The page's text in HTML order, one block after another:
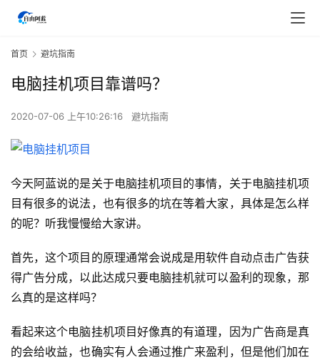
首页 避坑指南
电脑挂机项目靠谱吗？
2020-07-06 上午10:26:16 避坑指南
今天阿蓝说的是关于电脑挂机项目的事情，关于电脑挂机项
目有很多的说法，也有很多的坑在等着大家，具体是怎么样
的呢？听我慢慢给大家讲。
首先，这个项目的原理通常会说成是用软件自动点击广告获
得广告分成，以此达成只要电脑挂机就可以盈利的现象，那
么真的是这样吗？
看起来这个电脑挂机项目好像真的有道理，因为广告商是真
的会给收益，也确实有人会通过推广来盈利，但是他们加在